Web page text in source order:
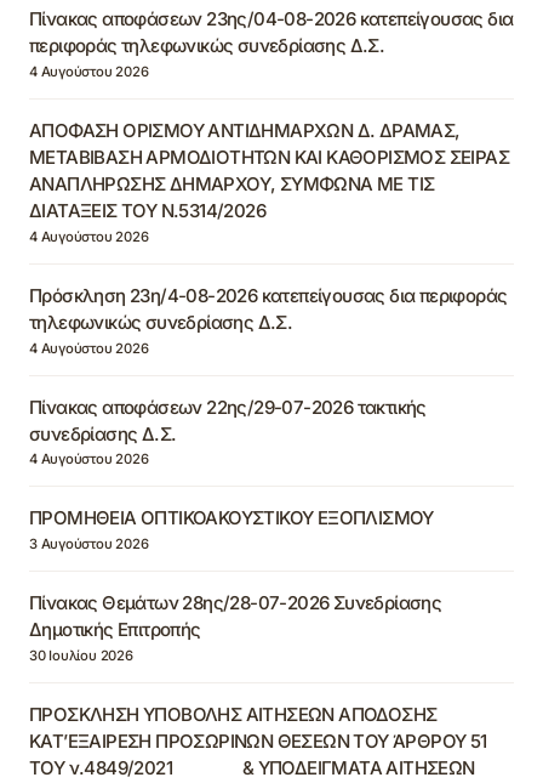
Πίνακας αποφάσεων 23ης/04-08-2026 κατεπείγουσας δια
περιφοράς τηλεφωνικώς συνεδρίασης Δ.Σ.
4 Αυγούστου 2026
ΑΠΟΦΑΣΗ ΟΡΙΣΜΟΥ ΑΝΤΙΔΗΜΑΡΧΩΝ Δ. ΔΡΑΜΑΣ,
ΜΕΤΑΒΙΒΑΣΗ ΑΡΜΟΔΙΟΤΗΤΩΝ ΚΑΙ ΚΑΘΟΡΙΣΜΟΣ ΣΕΙΡΑΣ
ΑΝΑΠΛΗΡΩΣΗΣ ΔΗΜΑΡΧΟΥ, ΣΥΜΦΩΝΑ ΜΕ ΤΙΣ
ΔΙΑΤΑΞΕΙΣ ΤΟΥ Ν.5314/2026
4 Αυγούστου 2026
Πρόσκληση 23η/4-08-2026 κατεπείγουσας δια περιφοράς
τηλεφωνικώς συνεδρίασης Δ.Σ.
4 Αυγούστου 2026
Πίνακας αποφάσεων 22ης/29-07-2026 τακτικής
συνεδρίασης Δ.Σ.
4 Αυγούστου 2026
ΠΡΟΜΗΘΕΙΑ ΟΠΤΙΚΟΑΚΟΥΣΤΙΚΟΥ ΕΞΟΠΛΙΣΜΟΥ
3 Αυγούστου 2026
Πίνακας Θεμάτων 28ης/28-07-2026 Συνεδρίασης
Δημοτικής Επιτροπής
30 Ιουλίου 2026
ΠΡΟΣΚΛΗΣΗ ΥΠΟΒΟΛΗΣ ΑΙΤΗΣΕΩΝ ΑΠΟΔΟΣΗΣ
ΚΑΤ’ΕΞΑΙΡΕΣΗ ΠΡΟΣΩΡΙΝΩΝ ΘΕΣΕΩΝ ΤΟΥ ΆΡΘΡΟΥ 51
ΤΟΥ ν.4849/2021 & ΥΠΟΔΕΙΓΜΑΤΑ ΑΙΤΗΣΕΩΝ